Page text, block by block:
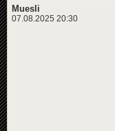
Muesli
07.08.2025 20:30